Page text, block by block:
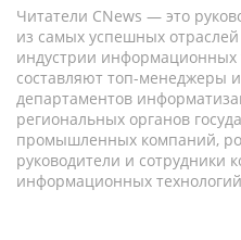
Читатели CNews — это
из самых успешных
индустрии информационных
составляют топ-менеджеры
департаментов
региональных органов
промышленных компаний,
руководители и сотрудники
информационных технологий